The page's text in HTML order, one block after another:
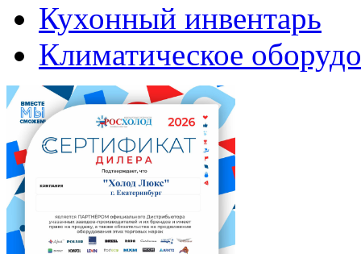
Кухонный инвентарь
Климатическое